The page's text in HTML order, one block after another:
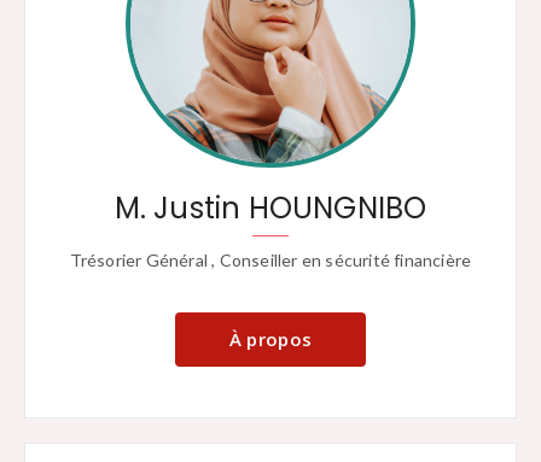
M. Justin HOUNGNIBO
Trésorier Général , Conseiller en sécurité financière
À propos